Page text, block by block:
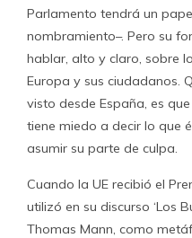
Parlamento tendrá un
nombramiento–. Pero su
hablar, alto y claro, sobre
Europa y sus ciudadanos.
visto desde España, es
tiene miedo a decir lo que
asumir su parte de culpa.
Cuando la UE recibió el
utilizó en su discurso ‘Los
Thomas Mann, como